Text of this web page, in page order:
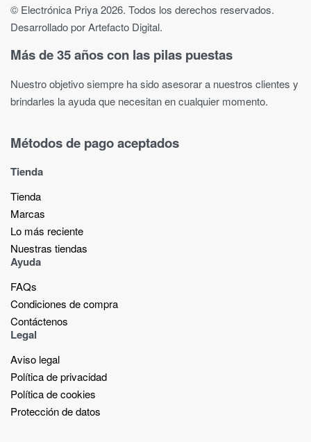
© Electrónica Priya 2026. Todos los derechos reservados.
Desarrollado por Artefacto Digital.
Más de 35 años con las pilas puestas
Nuestro objetivo siempre ha sido asesorar a nuestros clientes y
brindarles la ayuda que necesitan en cualquier momento.
Métodos de pago aceptados
Tienda
Tienda
Marcas
Lo más reciente​
Nuestras tiendas​
Ayuda
FAQs
Condiciones de compra
Contáctenos
Legal
Aviso legal
Política de privacidad
Política de cookies
Protección de datos